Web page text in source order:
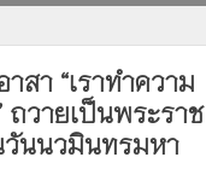
สา “เราทำความ
ถวายเป็นพระราช
วันนวมินทรมหา